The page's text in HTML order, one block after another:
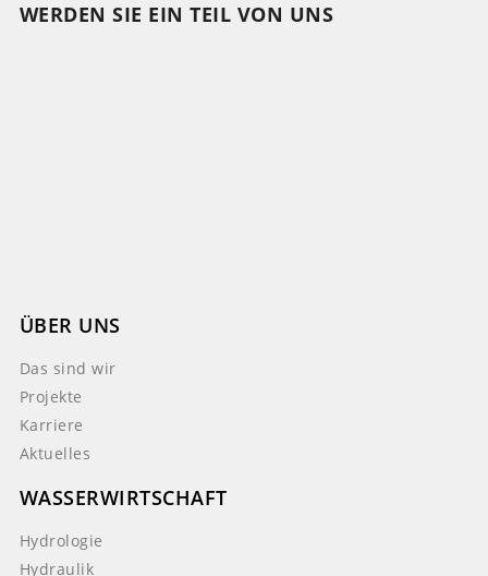
WERDEN SIE EIN TEIL VON UNS
ÜBER UNS
Das sind wir
Projekte
Karriere
Aktuelles
WASSERWIRTSCHAFT
Hydrologie
Hydraulik